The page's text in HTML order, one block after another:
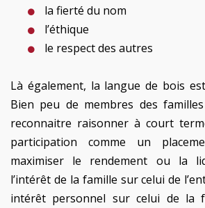
 la fierté du nom
 l’éthique
 le respect des autres
Là également, la langue de bois
Bien peu de membres des
reconnaitre raisonner à court
participation comme un
maximiser le rendement ou la
l’intérêt de la famille sur celui de
intérêt personnel sur celui de la